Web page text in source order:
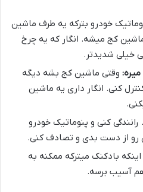
خودرو بترکه یه طرف ماشین
کج میشه. انگار که یه چرخ
خیلی شدیدتر.
وقتی ماشین کج بشه دیگه
کنی. انگار داری یه ماشین
کنی و پنوماتیک خودرو
رو از دست بدی و تصادف کنی.
اینکه بادکنک میترکه ممکنه به
آسیب برسه.